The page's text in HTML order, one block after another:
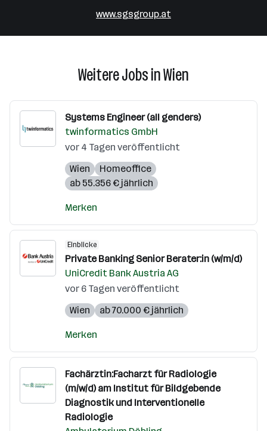
www.sgsgroup.at
Weitere Jobs in Wien
Systems Engineer (all genders)
twinformatics GmbH
vor 4 Tagen veröffentlicht
Wien
Homeoffice
ab 55.356 € jährlich
Merken
Einblicke
Private Banking Senior Berater:in (w/m/d)
UniCredit Bank Austria AG
vor 6 Tagen veröffentlicht
Wien
ab 70.000 € jährlich
Merken
Fachärztin:Facharzt für Radiologie
(m/w/d) am Institut für Bildgebende
Diagnostik und Interventionelle
Radiologie